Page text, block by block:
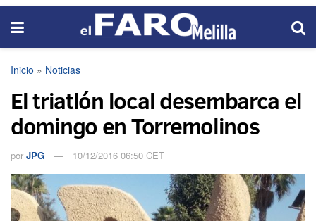
Inicio » Noticias
El triatlón local desembarca el
domingo en Torremolinos
por JPG 10/12/2016 06:50 CET